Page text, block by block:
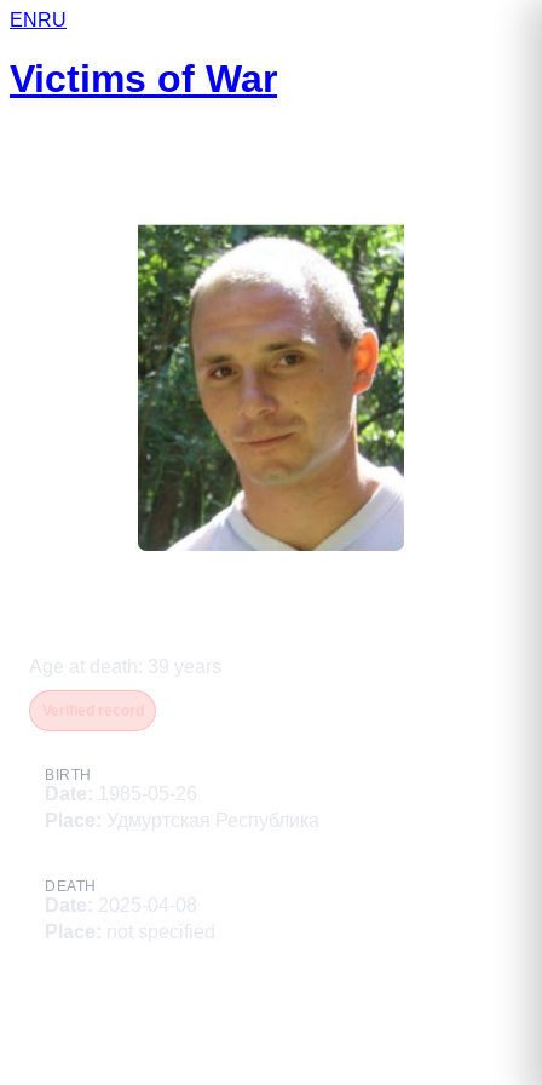
EN RU
Victims of War
Age at death : 39 years
BIRTH
Date: 1985-05-26
Place: Удмуртская Республика
DEATH
Date: 2025-04-08
Place: not specified